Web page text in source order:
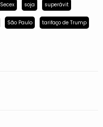
Secex soja superávit
São Paulo tarifaço de Trump